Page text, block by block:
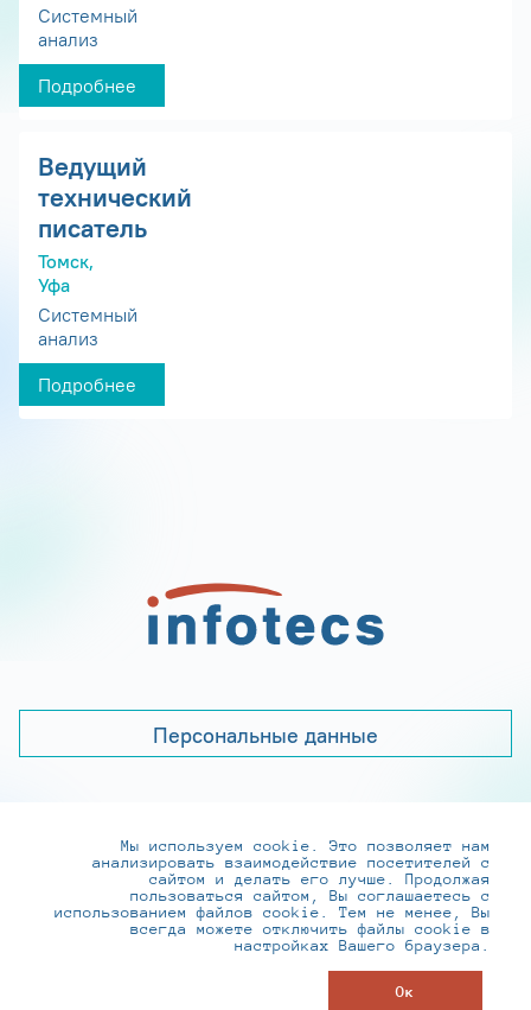
Системный
анализ
Подробнее
Ведущий
технический
писатель
Томск,
Уфа
Системный
анализ
Подробнее
Персональные данные
+7 (495) 737-6192, 8-800-250-0-260
practice@infotecs.ru,hr@infotecs.ru
127273, г. Москва, Отрадная ул., 2Б строение 1
Мы используем cookie. Это позволяет нам
анализировать взаимодействие посетителей с
сайтом и делать его лучше. Продолжая
пользоваться сайтом, Вы соглашаетесь с
использованием файлов cookie. Тем не менее, Вы
всегда можете отключить файлы cookie в
настройках Вашего браузера.
Ок